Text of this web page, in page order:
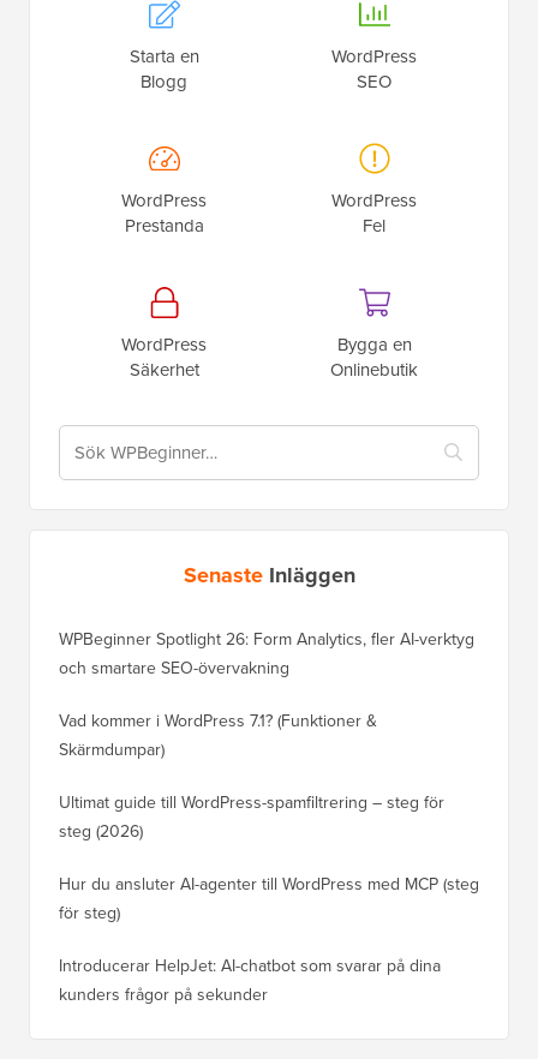
Starta en
Blogg
WordPress
SEO
WordPress
Prestanda
WordPress
Fel
WordPress
Säkerhet
Bygga en
Onlinebutik
Senaste Inläggen
WPBeginner Spotlight 26: Form Analytics, fler AI-verktyg
och smartare SEO-övervakning
Vad kommer i WordPress 7.1? (Funktioner &
Skärmdumpar)
Ultimat guide till WordPress-spamfiltrering – steg för
steg (2026)
Hur du ansluter AI-agenter till WordPress med MCP (steg
för steg)
Introducerar HelpJet: AI-chatbot som svarar på dina
kunders frågor på sekunder